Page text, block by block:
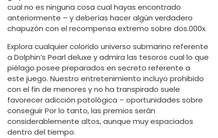
cual no es ninguna cosa cual hayas encontrado
anteriormente – y deberías hacer algún verdadero
chapuzón con el recompensa extremo sobre dos.000x.
Explora cualquier colorido universo submarino referente
a Dolphinʼs Pearl deluxe y admira las tesoros cual lo que
piélago posee preparados en secreto referente a
este juego. Nuestro entretenimiento incluyo prohibido
con el fin de menores y no ha transpirado suele
favorecer adicción patológica – oportunidades sobre
conseguir Por lo tanto, las premios serán
considerablemente altos, aunque muy espaciados
dentro del tiempo.